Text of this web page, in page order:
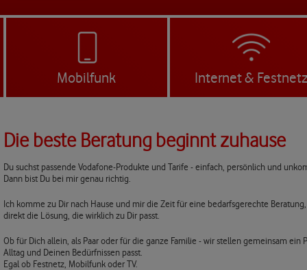
Mobilfunk Internet &
Die beste Beratung beginnt zuhause
Du suchst passende Vodafone-Produkte und Tarife - einfach, persönlich und
Dann bist Du bei mir genau richtig.
Ich komme zu Dir nach Hause und mir die Zeit für eine bedarfsgerechte
direkt die Lösung, die wirklich zu Dir passt.
Ob für Dich allein, als Paar oder für die ganze Familie - wir stellen gemeinsam ein
Alltag und Deinen Bedürfnissen passt.
Egal ob Festnetz, Mobilfunk oder TV.